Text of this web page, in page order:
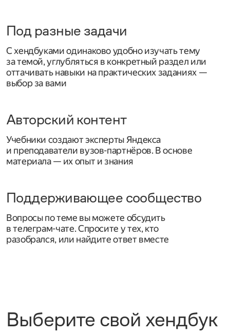
Под разные задачи
С хендбуками одинаково удобно изучать тему
за темой, углубляться в конкретный раздел или
оттачивать навыки на практических заданиях —
выбор за вами
Авторский контент
Учебники создают эксперты Яндекса
и преподаватели вузов-партнёров. В основе
материала — их опыт и знания
Поддерживающее сообщество
Вопросы по теме вы можете обсудить
в телеграм-чате. Спросите у тех, кто
разобрался, или найдите ответ вместе
Выберите свой хендбук